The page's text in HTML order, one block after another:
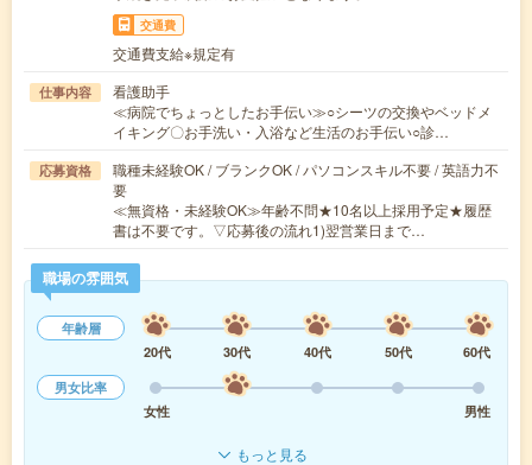
交通費
交通費支給※規定有
仕事内容
看護助手
≪病院でちょっとしたお手伝い≫○シーツの交換やベッドメ
イキング〇お手洗い・入浴など生活のお手伝い○診…
応募資格
職種未経験OK / ブランクOK / パソコンスキル不要 / 英語力不
要
≪無資格・未経験OK≫年齢不問★10名以上採用予定★履歴
書は不要です。▽応募後の流れ1)翌営業日まで…
職場の雰囲気
年齢層
20代
30代 40代 50代
60代
男女比率
女性
男性
もっと見る